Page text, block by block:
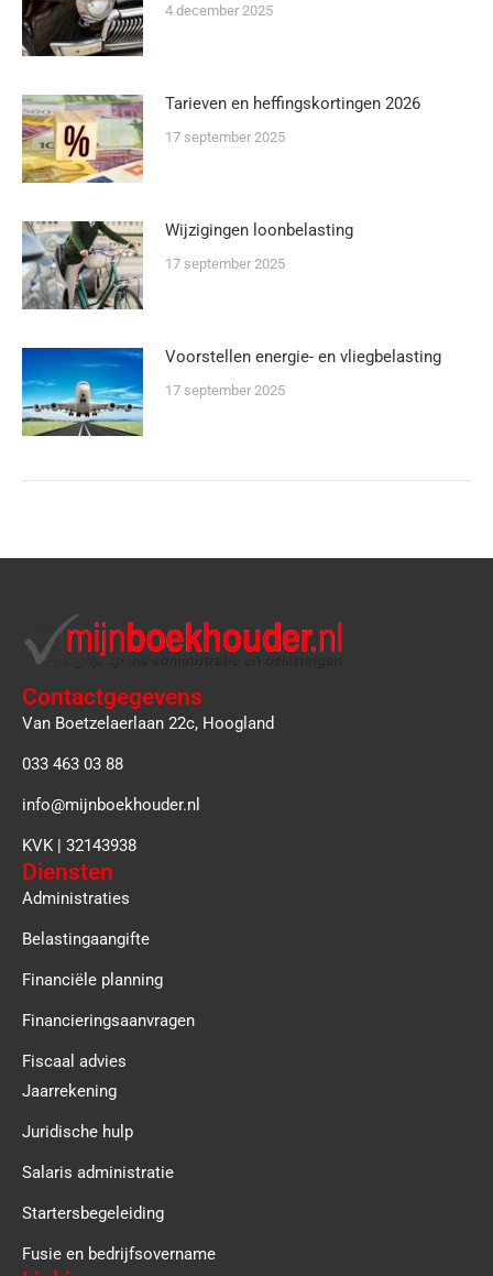
4 december 2025
Tarieven en heffingskortingen 2026
17 september 2025
Wijzigingen loonbelasting
17 september 2025
Voorstellen energie- en vliegbelasting
17 september 2025
Contactgegevens
Van Boetzelaerlaan 22c, Hoogland
033 463 03 88
info@mijnboekhouder.nl
KVK | 32143938
Diensten
Administraties
Belastingaangifte
Financiële planning
Financieringsaanvragen
Fiscaal advies
Jaarrekening
Juridische hulp
Salaris administratie
Startersbegeleiding
Fusie en bedrijfsovername